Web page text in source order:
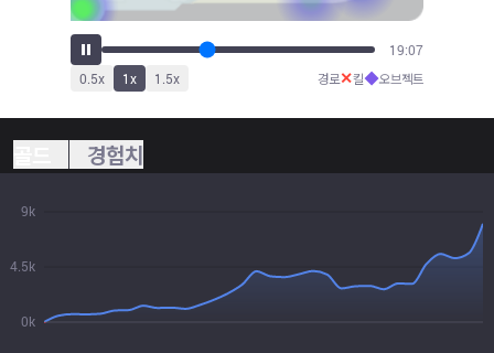
21:15
0.5x 1x 1.5x 경로✕킬◆오브젝트
경험치
0k
4.5k
9k